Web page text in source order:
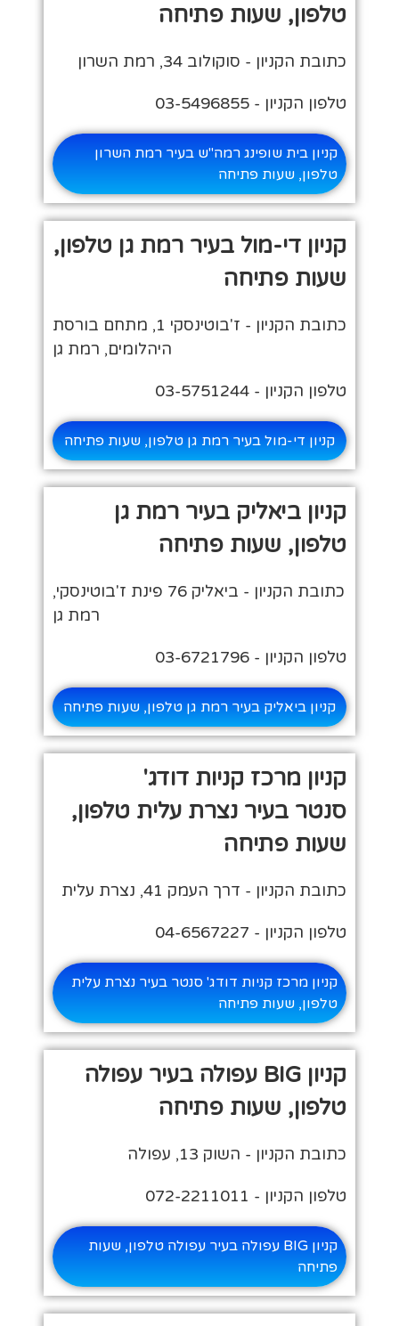
טלפון, שעות פתיחה
כתובת הקניון - סוקולוב 34, רמת השרון
טלפון הקניון - 03-5496855
קניון בית שופינג רמה"ש בעיר רמת השרון
טלפון, שעות פתיחה
קניון די-מול בעיר רמת גן טלפון,
שעות פתיחה
כתובת הקניון - ז'בוטינסקי 1, מתחם בורסת
היהלומים, רמת גן
טלפון הקניון - 03-5751244
קניון די-מול בעיר רמת גן טלפון, שעות פתיחה
קניון ביאליק בעיר רמת גן
טלפון, שעות פתיחה
כתובת הקניון - ביאליק 76 פינת ז'בוטינסקי,
רמת גן
טלפון הקניון - 03-6721796
קניון ביאליק בעיר רמת גן טלפון, שעות פתיחה
קניון מרכז קניות דודג'
סנטר בעיר נצרת עלית טלפון,
שעות פתיחה
כתובת הקניון - דרך העמק 41, נצרת עלית
טלפון הקניון - 04-6567227
קניון מרכז קניות דודג' סנטר בעיר נצרת עלית
טלפון, שעות פתיחה
קניון BIG עפולה בעיר עפולה
טלפון, שעות פתיחה
כתובת הקניון - השוק 13, עפולה
טלפון הקניון - 072-2211011
קניון BIG עפולה בעיר עפולה טלפון, שעות
פתיחה